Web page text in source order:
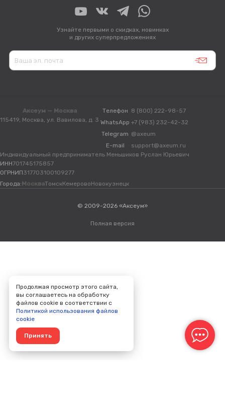
Узнайте первыми о скидках, новинках
и других суперпредложениях
Аксеум — Москва
115419, Москва, ул. Вавилова, д. 3
Телефон 8 (800) 222-98-57
WhatsApp +7 (983) 232-42-32
Telegram @axeum
E-mail
support@axeum.ru
Индивидуальный предприниматель Меньшиков Руслан Юрьевич
ИНН701745175857
ОГРНИП317703100109277
Города: МоскваТомскКемеровоНовокузнецк
© 2009-2026 «Аксеум»
Полная версия
Продолжая просмотр этого сайта,
вы соглашаетесь на обработку
файлов cookie в соответствии с
Политикой использования файлов
cookie
Принять